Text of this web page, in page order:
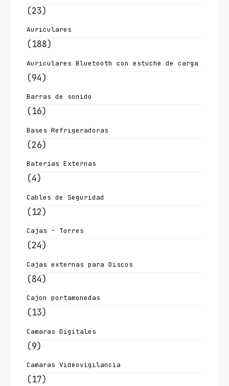
(23)
Auriculares
(188)
Auriculares Bluetooth con estuche de carga
(94)
Barras de sonido
(16)
Bases Refrigeradoras
(26)
Baterías Externas
(4)
Cables de Seguridad
(12)
Cajas - Torres
(24)
Cajas externas para Discos
(84)
Cajon portamonedas
(13)
Camaras Digitales
(9)
Camaras Videovigilancia
(17)